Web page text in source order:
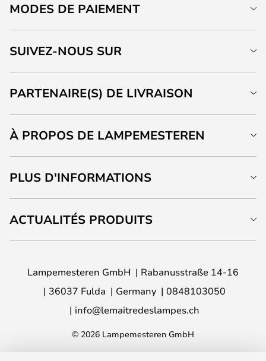
MODES DE PAIEMENT
SUIVEZ-NOUS SUR
PARTENAIRE(S) DE LIVRAISON
À PROPOS DE LAMPEMESTEREN
PLUS D'INFORMATIONS
ACTUALITÉS PRODUITS
Lampemesteren GmbH
Rabanusstraße 14-16
36037 Fulda
Germany
0848103050
info@lemaitredeslampes.ch
© 2026 Lampemesteren GmbH